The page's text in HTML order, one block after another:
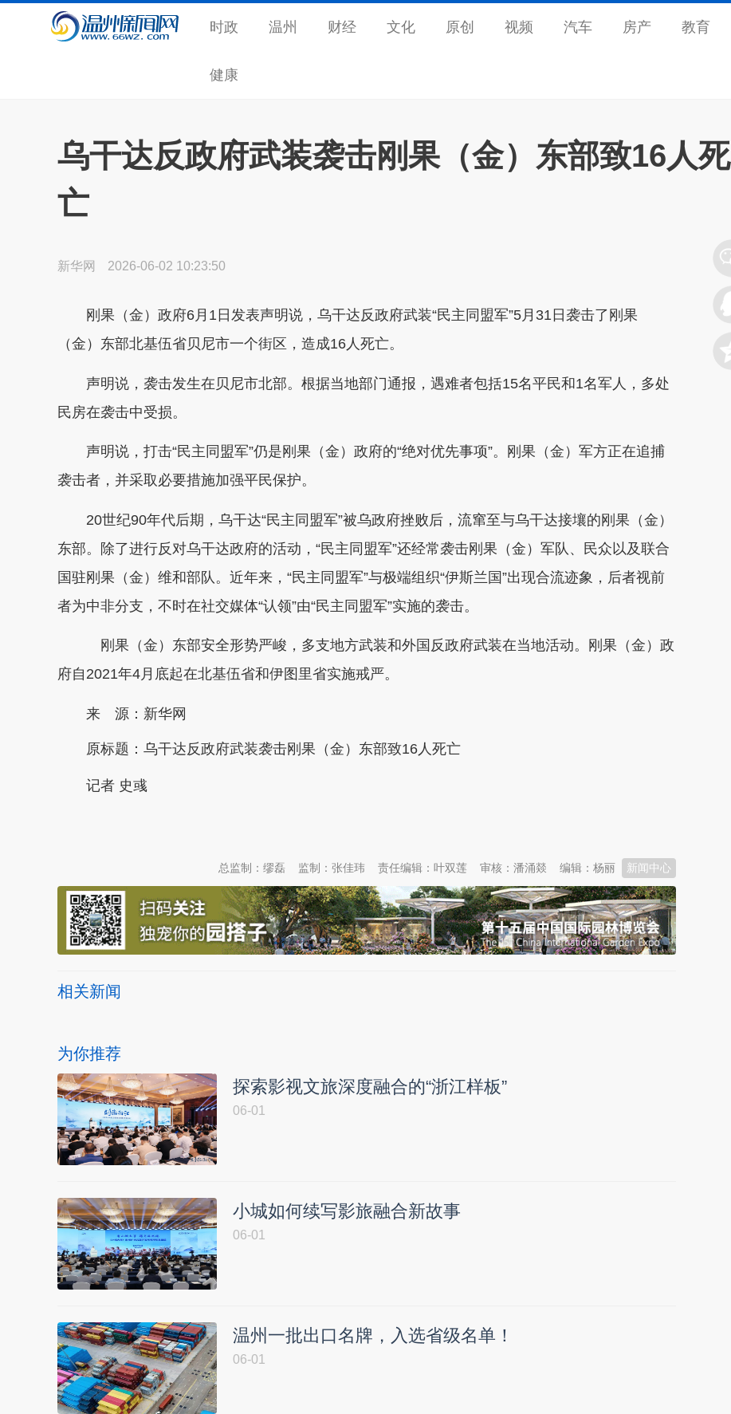
时政 温州 财经 文化 原创 视频 汽车 房产 教育
健康
乌干达反政府武装袭击刚果（金）东部致16人死
亡
新华网 2026-06-02 10:23:50
刚果（金）政府6月1日发表声明说，乌干达反政府武装“民主同盟军”5月31日袭击了刚果
（金）东部北基伍省贝尼市一个街区，造成16人死亡。
声明说，袭击发生在贝尼市北部。根据当地部门通报，遇难者包括15名平民和1名军人，多处
民房在袭击中受损。
声明说，打击“民主同盟军”仍是刚果（金）政府的“绝对优先事项”。刚果（金）军方正在追捕
袭击者，并采取必要措施加强平民保护。
20世纪90年代后期，乌干达“民主同盟军”被乌政府挫败后，流窜至与乌干达接壤的刚果（金）
东部。除了进行反对乌干达政府的活动，“民主同盟军”还经常袭击刚果（金）军队、民众以及联合
国驻刚果（金）维和部队。近年来，“民主同盟军”与极端组织“伊斯兰国”出现合流迹象，后者视前
者为中非分支，不时在社交媒体“认领”由“民主同盟军”实施的袭击。
刚果（金）东部安全形势严峻，多支地方武装和外国反政府武装在当地活动。刚果（金）政
府自2021年4月底起在北基伍省和伊图里省实施戒严。
来 源：新华网
原标题： 乌干达反政府武装袭击刚果（金）东部致16人死亡
记者 史彧
新闻中心
编辑：杨丽
审核：潘涌燚
责任编辑：叶双莲
监制：张佳玮
总监制：缪磊
相关新闻
为你推荐
探索影视文旅深度融合的“浙江样板”
06-01
小城如何续写影旅融合新故事
06-01
温州一批出口名牌，入选省级名单！
06-01